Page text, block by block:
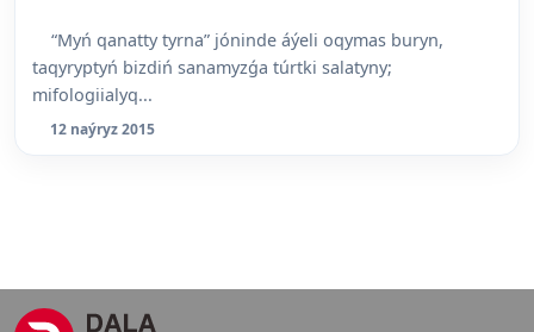
“Myń qanatty tyrna” jóninde áýeli oqymas buryn,
taqyryptyń bizdiń sanamyzǵa túrtki salatyny;
mifologiialyq...
12 naýryz 2015